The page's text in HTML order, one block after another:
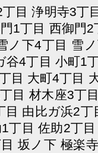
目 浄明寺3丁
1丁目 西御門
ノ下4丁目 雪
4丁目 小町1
目 大町4丁目
目 材木座3丁
目 由比ガ浜2
丁目 佐助2丁
坂ノ下 極楽